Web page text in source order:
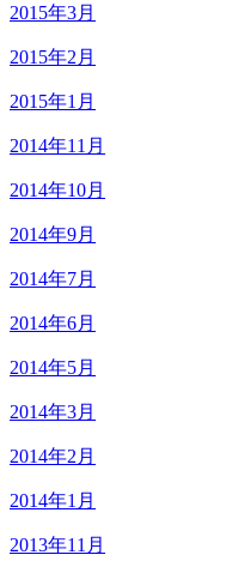
2015年3月
2015年2月
2015年1月
2014年11月
2014年10月
2014年9月
2014年7月
2014年6月
2014年5月
2014年3月
2014年2月
2014年1月
2013年11月